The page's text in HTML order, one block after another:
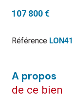
107 800 €
Référence LON41
a propos
de ce bien